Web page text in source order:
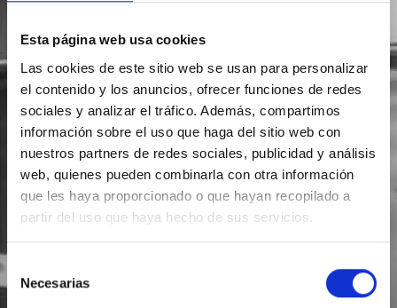
Esta página web usa cookies
Las cookies de este sitio web se usan para personalizar
el contenido y los anuncios, ofrecer funciones de redes
sociales y analizar el tráfico. Además, compartimos
información sobre el uso que haga del sitio web con
nuestros partners de redes sociales, publicidad y análisis
web, quienes pueden combinarla con otra información
que les haya proporcionado o que hayan recopilado a
partir del uso que haya hecho de sus servicios.
de Necesarias